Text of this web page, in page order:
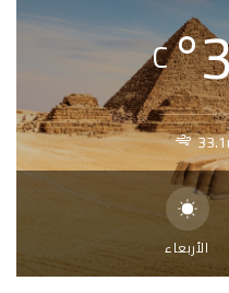
°
C
الأربعاء